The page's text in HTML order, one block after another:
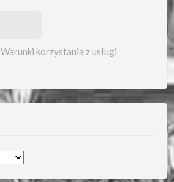
Warunki korzystania z usługi